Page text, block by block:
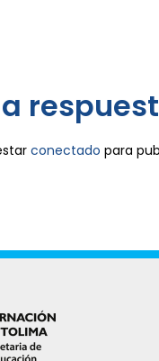
conectado para